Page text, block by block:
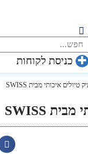
כניסת לקוחות